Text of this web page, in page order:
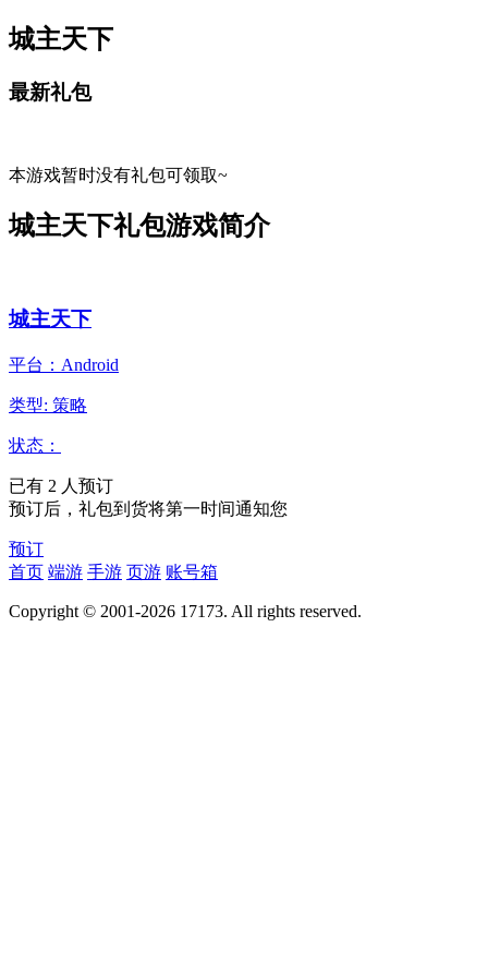
城主天下
最新礼包
本游戏暂时没有礼包可领取~
城主天下礼包游戏简介
城主天下
平台：Android
类型: 策略
状态：
已有 2 人预订
预订后，礼包到货将第一时间通知您
预订
首页 端游 手游 页游 账号箱
Copyright © 2001-2026 17173. All rights reserved.